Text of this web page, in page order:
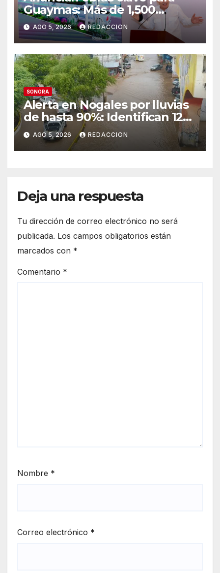
Guaymas: Más de 1,500
viviendas, modernización del
malecón y nuevo hospital del
IMSS
AGO 5, 2026 REDACCION
SONORA
Alerta en Nogales por lluvias
de hasta 90%: Identifican 12
vialidades con alto riesgo de
arroyos e inundaciones
AGO 5, 2026 REDACCION
Deja una respuesta
Tu dirección de correo electrónico no será
publicada. Los campos obligatorios están
marcados con *
Comentario *
Nombre *
Correo electrónico *